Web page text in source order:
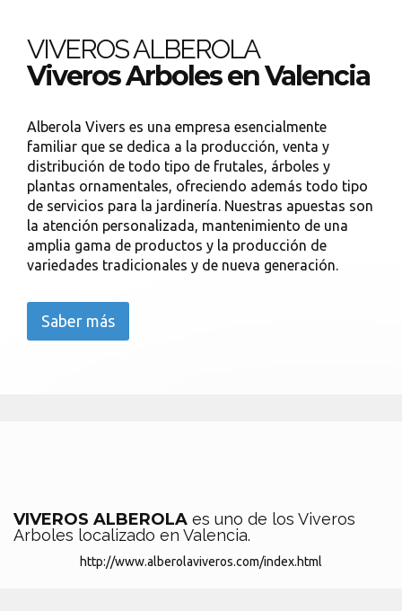
VIVEROS ALBEROLA
Viveros Arboles en Valencia
Alberola Vivers es una empresa esencialmente
familiar que se dedica a la producción, venta y
distribución de todo tipo de frutales, árboles y
plantas ornamentales, ofreciendo además todo tipo
de servicios para la jardinería. Nuestras apuestas son
la atención personalizada, mantenimiento de una
amplia gama de productos y la producción de
variedades tradicionales y de nueva generación.
Saber más
VIVEROS ALBEROLA es uno de los Viveros
Arboles localizado en Valencia.
http://www.alberolaviveros.com/index.html